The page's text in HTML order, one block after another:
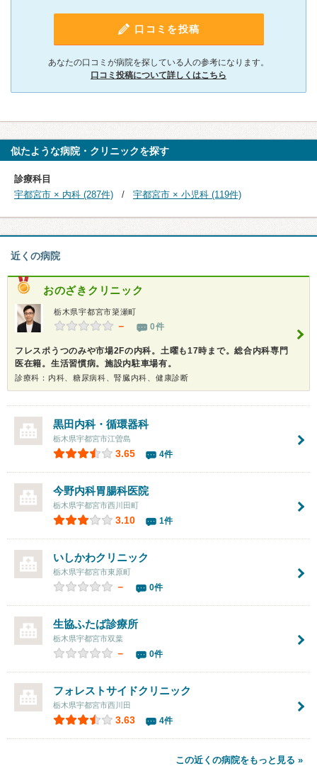
口コミを投稿
あなたの口コミが病院を探している人の参考になります。
口コミ投稿について詳しくはこちら
似たような病院・クリニックを探す
診療科目
宇都宮市 × 内科 (287件)
宇都宮市 × 小児科 (119件)
近くの病院
おのざきクリニック
栃木県宇都宮市簗瀬町
－ 0件
フレスポうつのみや市場2Fの内科。土曜も17時まで。総合内科専門
医在籍。生活習慣病。施設内駐車場有。
診療科：内科、糖尿病科、腎臓内科、健康診断
黒田内科・循環器科
栃木県宇都宮市江曽島
3.65 4件
今野内科胃腸科医院
栃木県宇都宮市西川田町
3.10 1件
いしかわクリニック
栃木県宇都宮市東原町
－ 0件
生協ふたば診療所
栃木県宇都宮市双葉
－ 0件
フォレストサイドクリニック
栃木県宇都宮市西川田
3.63 4件
この近くの病院をもっと見る »